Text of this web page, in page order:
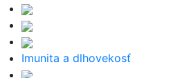
Imunita a dlhovekosť